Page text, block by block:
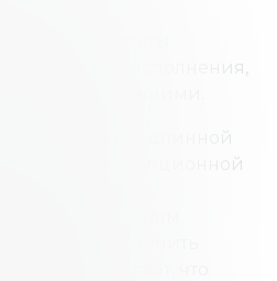
ближе, чем
Другие аспекты
цена исполнения,
остаться прежними.
увеличения длинной
в опционной
— это
к изменениям
захочет увеличить
если считает, что